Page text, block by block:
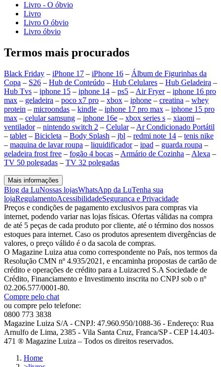
Livro - O óbvio
Livro
Livro O óbvio
Livro óbvio
Termos mais procurados
Black Friday – iPhone 17 – iPhone 16 – Álbum de Figurinhas da
Copa – S26 – Hub de Conteúdo – Hub Celulares – Hub Geladeira –
Hub Tvs – iphone 15 – iphone 14 – ps5 – Air Fryer– iphone 16 pro
max – geladeira – poco x7 pro – xbox – iphone – creatina – whey
protein – microondas – kindle – iphone 17 pro max – iphone 15 pro
max – celular samsung – iphone 16e – xbox series s – xiaomi –
ventilador– nintendo switch 2 – Celular– Ar Condicionado Portátil
– tablet – Bicicleta – Body Splash – jbl – redmi note 14 – tenis nike
– maquina de lavar roupa – liquidificador– ipad – guarda roupa –
geladeira frost free – fogão 4 bocas – Armário de Cozinha – Alexa –
TV 50 polegadas – TV 32 polegadas
Mais informações
Blog da LuNossas lojasWhatsApp da LuTenha sua
lojaRegulamentoAcessibilidadeSegurança e Privacidade
Preços e condições de pagamento exclusivos para compras via
internet, podendo variar nas lojas físicas. Ofertas válidas na compra
de até 5 peças de cada produto por cliente, até o término dos nossos
estoques para internet. Caso os produtos apresentem divergências de
valores, o preço válido é o da sacola de compras.
O Magazine Luiza atua como correspondente no País, nos termos da
Resolução CMN nº 4.935/2021, e encaminha propostas de cartão de
crédito e operações de crédito para a Luizacred S.A Sociedade de
Crédito, Financiamento e Investimento inscrita no CNPJ sob o nº
02.206.577/0001-80.
Compre pelo chat
ou compre pelo telefone:
0800 773 3838
Magazine Luiza S/A - CNPJ: 47.960.950/1088-36 - Endereço: Rua
Arnulfo de Lima, 2385 - Vila Santa Cruz, Franca/SP - CEP 14.403-
471 ® Magazine Luiza – Todos os direitos reservados.
Home